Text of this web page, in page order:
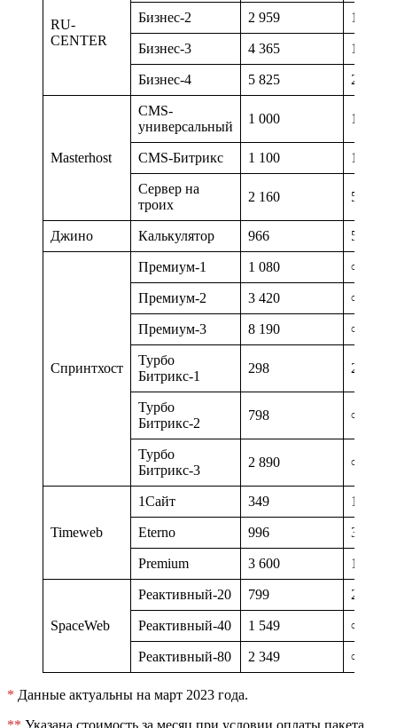
RU-
CENTER
Бизнес-2 2 959 100
Бизнес-3 4 365 150
Бизнес-4 5 825 200
Masterhost
CMS-
универсальный
1 000 10
CMS-Битрикс 1 100 10
Сервер на
троих
2 160 50
Джино Калькулятор 966 50
Спринтхост
Премиум-1 1 080 ∞
Премиум-2 3 420 ∞
Премиум-3 8 190 ∞
Турбо
Битрикс-1
298 2
Турбо
Битрикс-2
798 ∞
Турбо
Битрикс-3
2 890 ∞
Timeweb
1Сайт 349 1
Eterno 996 30
Premium 3 600 100
SpaceWeb
Реактивный-20 799 20
Реактивный-40 1 549 ∞
Реактивный-80 2 349 ∞
* Данные актуальны на март 2023 года.